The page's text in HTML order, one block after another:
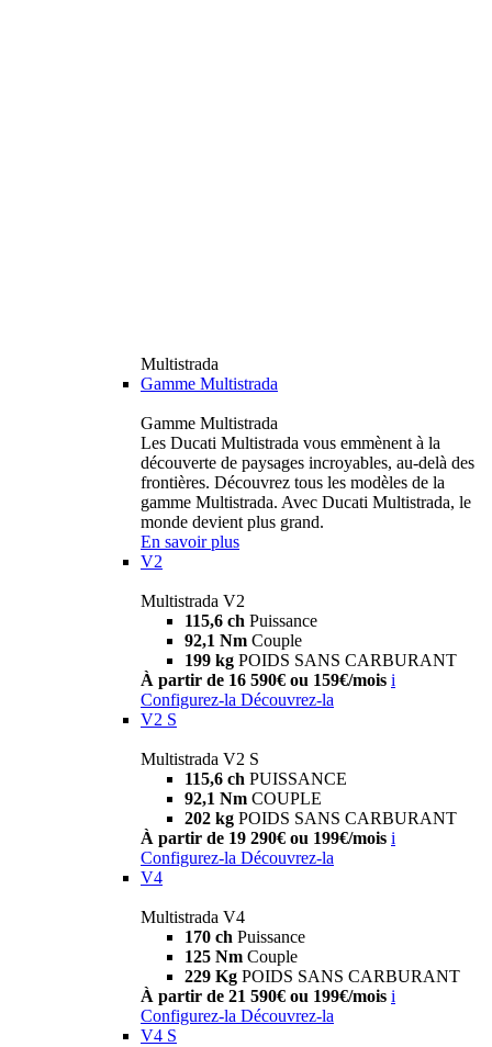
Multistrada
Gamme Multistrada
Gamme Multistrada
Les Ducati Multistrada vous emmènent à la
découverte de paysages incroyables, au-delà des
frontières. Découvrez tous les modèles de la
gamme Multistrada. Avec Ducati Multistrada, le
monde devient plus grand.
En savoir plus
V2
Multistrada V2
115,6 ch Puissance
92,1 Nm Couple
199 kg POIDS SANS CARBURANT
À partir de 16 590€ ou 159€/mois i
Configurez-la Découvrez-la
V2 S
Multistrada V2 S
115,6 ch PUISSANCE
92,1 Nm COUPLE
202 kg POIDS SANS CARBURANT
À partir de 19 290€ ou 199€/mois i
Configurez-la Découvrez-la
V4
Multistrada V4
170 ch Puissance
125 Nm Couple
229 Kg POIDS SANS CARBURANT
À partir de 21 590€ ou 199€/mois i
Configurez-la Découvrez-la
V4 S